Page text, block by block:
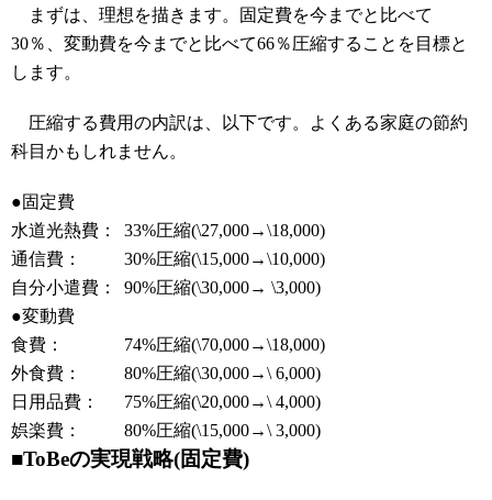
まずは、理想を描きます。固定費を今までと比べて
30％、変動費を今までと比べて66％圧縮することを目標と
します。
圧縮する費用の内訳は、以下です。よくある家庭の節約
科目かもしれません。
●固定費
水道光熱費：
33%圧縮(\27,000→\18,000)
通信費：
30%圧縮(\15,000→\10,000)
自分小遣費：
90%圧縮(\30,000→ \3,000)
●変動費
食費：
74%圧縮(\70,000→\18,000)
外食費：
80%圧縮(\30,000→\ 6,000)
日用品費：
75%圧縮(\20,000→\ 4,000)
娯楽費：
80%圧縮(\15,000→\ 3,000)
■ToBeの実現戦略(固定費)